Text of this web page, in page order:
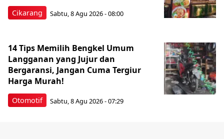
Cikarang Sabtu, 8 Agu 2026 - 08:00
Otomotif
14 Tips Memilih Bengkel Umum
Langganan yang Jujur dan
Bergaransi, Jangan Cuma Tergiur
Harga Murah!
Sabtu, 8 Agu 2026 - 07:29